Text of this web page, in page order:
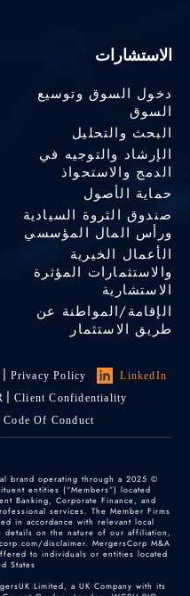
الاستشارات
دخول السوق وتوسيع
السوق
البحث والتحليل
الإرشاد والتوجيه في
الدمج والاستحواذ
حماية الأصول
صندوق الثروة السيادية
ورأس المال المؤسسي
الأعمال الخيرية
والاستثمارات المؤثرة
الاستشارية
الإقامة/المواطنة عن
طريق الاستثمار
LinkedIn
Privacy Policy
Client Confidentiality
Code Of Conduct
brand operating through a
entities (“Members”) located
Banking, Corporate Finance, and
services. The Member Firms
in accordance with relevant local
details on the nature of our affiliation,
disclaimer. MergersCorp M&A
to individuals or entities located
States.
Limited, a UK Company with its